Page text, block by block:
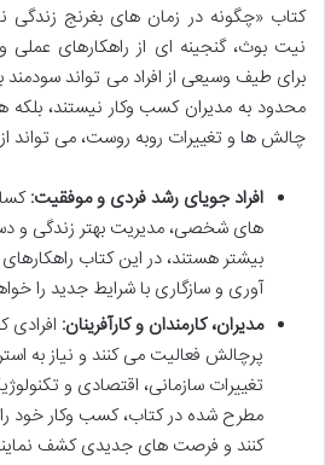
کتاب «چگونه در زمان های بغرنج زندگی
نیت بوث، گنجینه ای از راهکارهای
برای طیف وسیعی از افراد می تواند سودمند
محدود به مدیران کسب وکار نیستند،
چالش ها و تغییرات روبه روست، می تواند
افراد جویای رشد فردی و موفقیت:
های شخصی، مدیریت بهتر زندگی و
بیشتر هستند، در این کتاب
آوری و سازگاری با شرایط جدید را
مدیران، کارمندان و کارآفرینان:
پرچالش فعالیت می کنند و نیاز به
تغییرات سازمانی، اقتصادی و
مطرح شده در کتاب، کسب وکار خود را
کنند و فرصت های جدیدی کشف